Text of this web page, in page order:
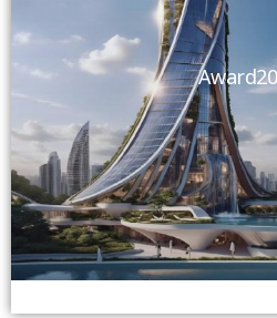
View